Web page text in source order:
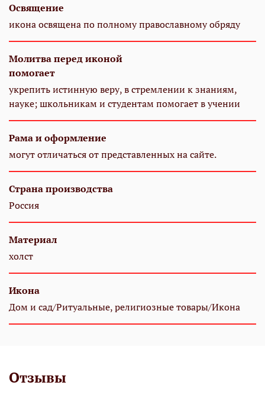
Освящение
икона освящена по полному православному обряду
Молитва перед иконой
помогает
укрепить истинную веру, в стремлении к знаниям,
науке; школьникам и студентам помогает в учении
Рама и оформление
могут отличаться от представленных на сайте.
Страна производства
Россия
Материал
холст
Икона
Дом и сад/Ритуальные, религиозные товары/Икона
Отзывы